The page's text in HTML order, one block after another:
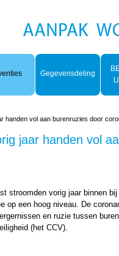
Gegevensdeling
handen vol aan burenruzies door
jaar handen vol
stroomden vorig jaar binnen
op een hoog niveau. De
en ruzie tussen
(het CCV).